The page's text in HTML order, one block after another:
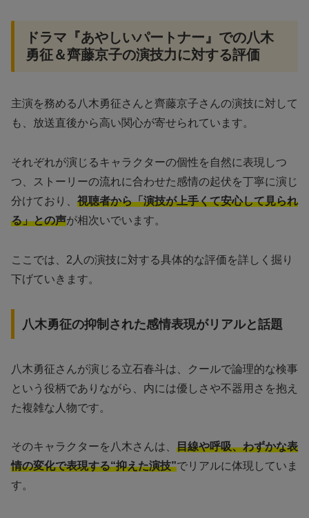
ドラマ『あやしいパートナー』での八木
勇征＆齊藤京子の演技力に対する評価
主演を務める八木勇征さんと齊藤京子さんの演技に対して
も、放送直後から高い関心が寄せられています。
それぞれが演じるキャラクターの個性を自然に表現しつ
つ、ストーリーの流れに合わせた感情の起伏を丁寧に演じ
分けており、 視聴者から「演技が上手くて安心して見られ
る」との声が相次いでいます。
ここでは、2人の演技に対する具体的な評価を詳しく掘り
下げていきます。
八木勇征の抑制された感情表現がリアルと話題
八木勇征さんが演じる立石春斗は、クールで論理的な検事
という役柄でありながら、内には優しさや不器用さを抱え
た複雑な人物です。
そのキャラクターを八木さんは、 目線や呼吸、わずかな表
情の変化で表現する“抑えた演技”でリアルに体現していま
す。